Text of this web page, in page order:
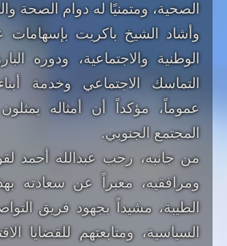
الصحية، ومتمنيًا له دوام الصحة
وأشاد الشيخ باكريت بإسهامات
الوطنية والاجتماعية، ودوره
التماسك الاجتماعي وخدمة
عموماً، مؤكداً أن أمثاله
المجتمع الجنوبي.
من جانبه، رحب عبدالله أحمد
ومرافقيه، معبراً عن سعادته
الطيبة، مشيداً بجهود فريق
السياسية، ومتابعتهم للقضايا